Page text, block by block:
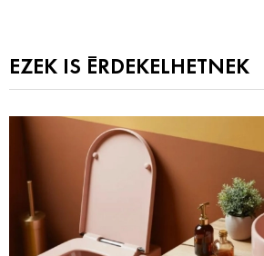
EZEK IS ÉRDEKELHETNEK